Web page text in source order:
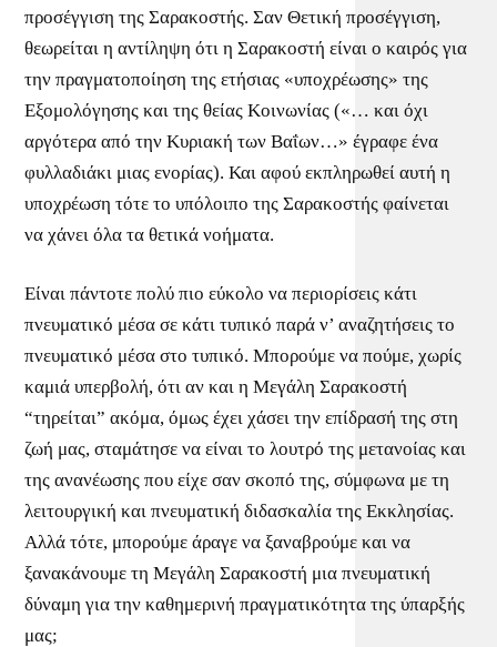
προσέγγιση της Σαρακοστής. Σαν Θετική προσέγγιση,
θεωρείται η αντίληψη ότι η Σαρακοστή είναι ο καιρός για
την πραγματοποίηση της ετήσιας «υποχρέωσης» της
Εξομολόγησης και της θείας Κοινωνίας («… και όχι
αργότερα από την Κυριακή των Βαΐων…» έγραφε ένα
φυλλαδιάκι μιας ενορίας). Και αφού εκπληρωθεί αυτή η
υποχρέωση τότε το υπόλοιπο της Σαρακοστής φαίνεται
να χάνει όλα τα θετικά νοήματα.
Eίναι πάντοτε πολύ πιο εύκολο να περιορίσεις κάτι
πνευματικό μέσα σε κάτι τυπικό παρά ν’ αναζητήσεις το
πνευματικό μέσα στο τυπικό. Μπορούμε να πούμε, χωρίς
καμιά υπερβολή, ότι αν και η Μεγάλη Σαρακοστή
“τηρείται” ακόμα, όμως έχει χάσει την επίδρασή της στη
ζωή μας, σταμάτησε να είναι το λουτρό της μετανοίας και
της ανανέωσης που είχε σαν σκοπό της, σύμφωνα με τη
λειτουργική και πνευματική διδασκαλία της Εκκλησίας.
Αλλά τότε, μπορούμε άραγε να ξαναβρούμε και να
ξανακάνουμε τη Μεγάλη Σαρακοστή μια πνευματική
δύναμη για την καθημερινή πραγματικότητα της ύπαρξής
μας;